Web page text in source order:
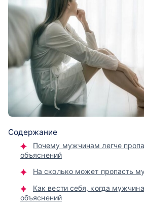
Содержание
Почему мужчинам легче
объяснений
На сколько может пропасть
Как вести себя, когда
объяснений